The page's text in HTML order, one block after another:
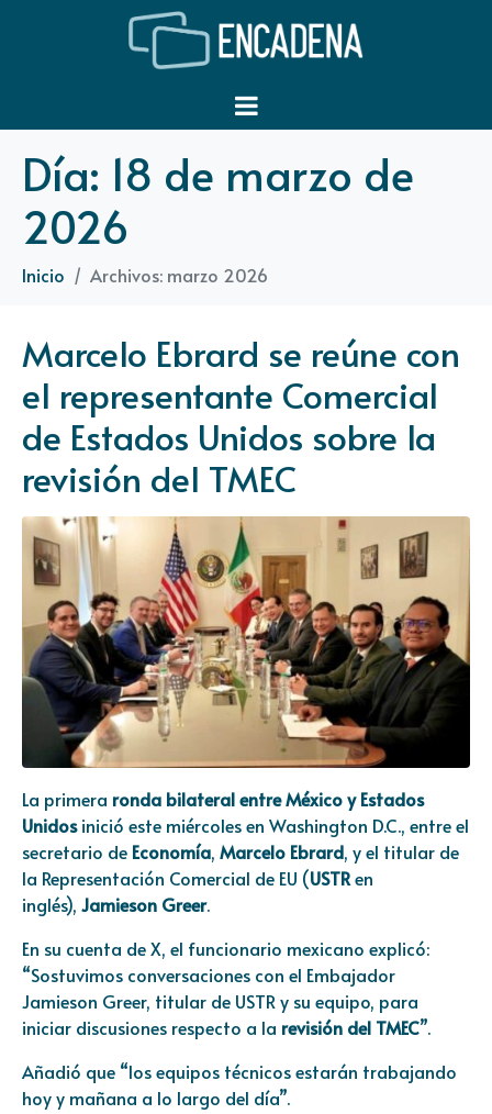
Día: 18 de marzo de
2026
Inicio Archivos: marzo 2026
Marcelo Ebrard se reúne con
el representante Comercial
de Estados Unidos sobre la
revisión del TMEC
La primera ronda bilateral entre México y Estados
Unidosinició este miércoles en Washington D.C., entre el
secretario de Economía, Marcelo Ebrard, y el titular de
la Representación Comercial de EU (USTRen
inglés), Jamieson Greer.
En su cuenta de X, el funcionario mexicano explicó:
“Sostuvimos conversaciones con el Embajador
Jamieson Greer, titular de USTR y su equipo, para
iniciar discusiones respecto a la revisión del TMEC”.
Añadió que “los equipos técnicos estarán trabajando
hoy y mañana a lo largo del día”.